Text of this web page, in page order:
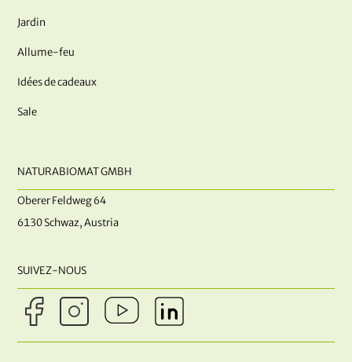
Jardin
Allume-feu
Idées de cadeaux
Sale
NATURABIOMAT GMBH
Oberer Feldweg 64
6130 Schwaz, Austria
SUIVEZ-NOUS